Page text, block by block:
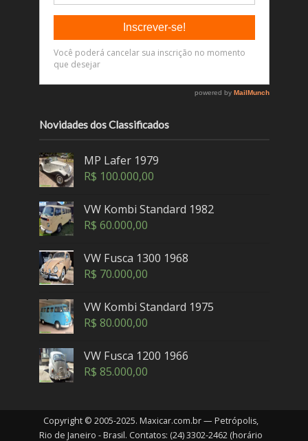
Novidades dos Classificados
MP Lafer 1979
R$ 100.000,00
VW Kombi Standard 1982
R$ 60.000,00
VW Fusca 1300 1968
R$ 70.000,00
VW Kombi Standard 1975
R$ 80.000,00
VW Fusca 1200 1966
R$ 85.000,00
Copyright © 2005-2025. Maxicar.com.br — Petrópolis,
Rio de Janeiro - Brasil. Contatos: (24) 3302-2462 (horário